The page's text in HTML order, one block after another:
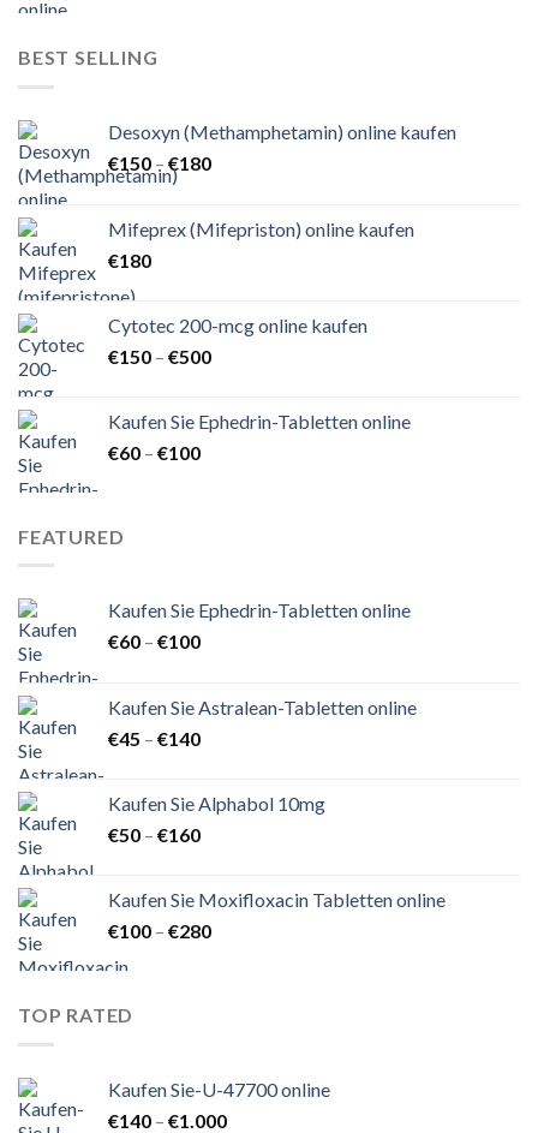
BEST SELLING
Desoxyn (Methamphetamin) online kaufen
€150 – €180Preisspanne:
€180
Mifeprex (Mifepriston) online kaufen
€180
Cytotec 200-mcg online kaufen
€150 – €500Preisspanne:
€500
Kaufen Sie Ephedrin-Tabletten online
€60 – €100Preisspanne:
FEATURED
Kaufen Sie Ephedrin-Tabletten online
€60 – €100Preisspanne:
€100
Kaufen Sie Astralean-Tabletten online
€45 – €140Preisspanne:
€140
Kaufen Sie Alphabol 10mg
€50 – €160Preisspanne:
€160
Kaufen Sie Moxifloxacin Tabletten online
€100 – €280Preisspanne:
TOP RATED
Kaufen Sie-U-47700 online
€140 – €1.000Preisspanne: